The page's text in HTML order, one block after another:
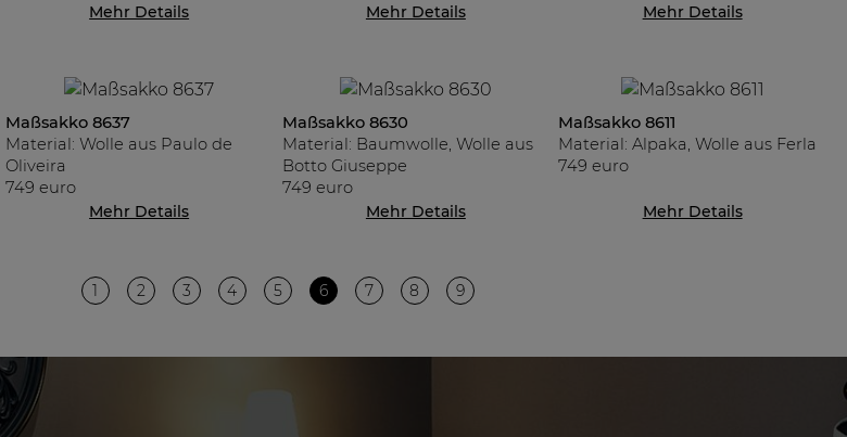
Mehr Details
Mehr Details
Mehr Details
Maßsakko 8637
Material: Wolle aus Paulo de
Oliveira
749 euro
Mehr Details
Maßsakko 8630
Material: Baumwolle, Wolle aus
Botto Giuseppe
749 euro
Mehr Details
Maßsakko 8611
Material: Alpaka, Wolle aus Ferla
749 euro
Mehr Details
1 2 3 4 5 6 7 8 9